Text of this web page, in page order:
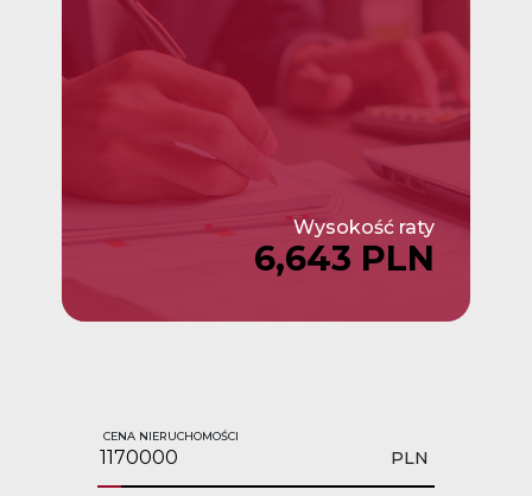
Wysokość raty
6,643 PLN
CENA NIERUCHOMOŚCI
PLN